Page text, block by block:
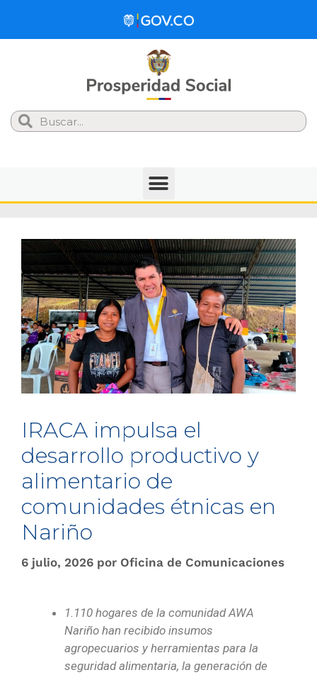
Search
IRACA impulsa el
desarrollo productivo y
alimentario de
comunidades étnicas en
Nariño
6 julio, 2026 por Oficina de Comunicaciones
1.110 hogares de la comunidad AWA
Nariño han recibido insumos
agropecuarios y herramientas para la
seguridad alimentaria, la generación de